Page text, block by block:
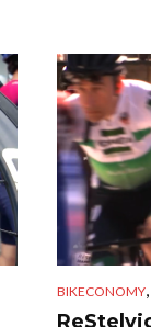
BIKECONOMY